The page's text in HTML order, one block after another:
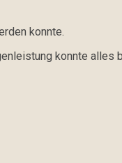
konnte.
konnte alles